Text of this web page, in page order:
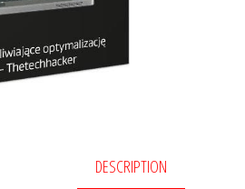
DESCRIPTION